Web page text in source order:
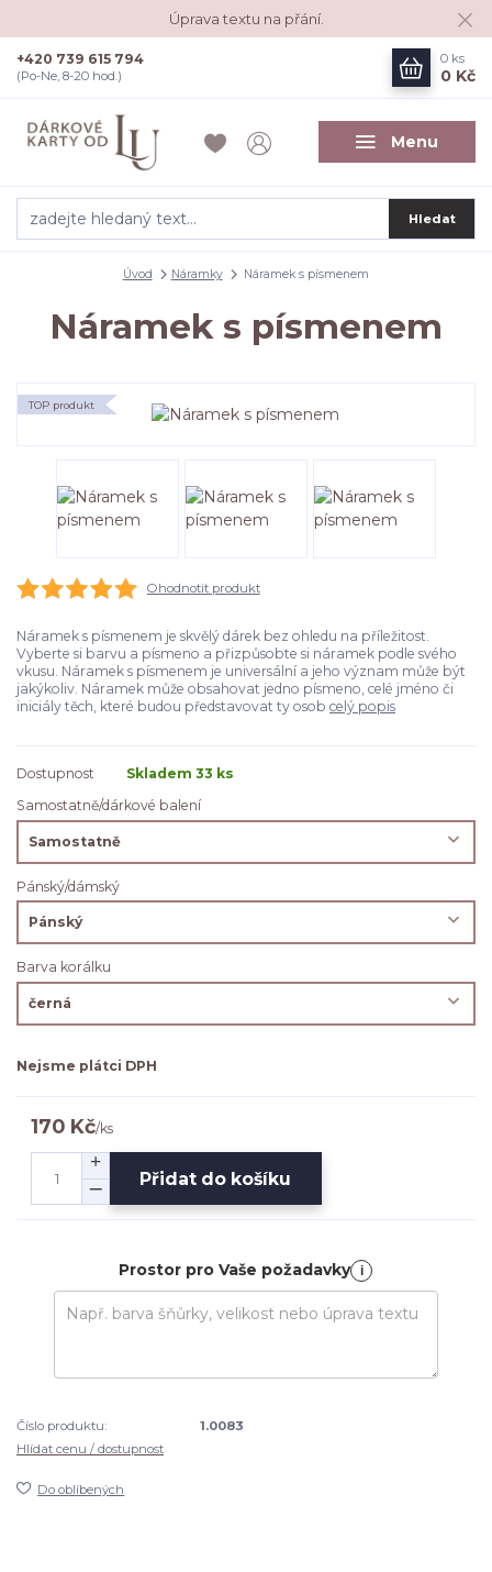
Úprava textu na přání.
Menu
Hledat
+420 739 615 794
(Po-Ne, 8-20 hod.)
0 ks
0 Kč
Úvod Náramky Náramek s písmenem
Náramek s písmenem
TOP produkt
Ohodnotit produkt
Náramek s písmenem je skvělý dárek bez ohledu na příležitost.
Vyberte si barvu a písmeno a přizpůsobte si náramek podle svého
vkusu. Náramek s písmenem je universální a jeho význam může být
jakýkoliv. Náramek může obsahovat jedno písmeno, celé jméno či
iniciály těch, které budou představovat ty osob celý popis
Dostupnost
Skladem 33 ks
Samostatně/dárkové balení
Pánský/dámský
Barva korálku
Nejsme plátci DPH
170 Kč/ks
Přidat do košíku
Prostor pro Vaše požadavky i
Číslo produktu:
1.0083
Hlídat cenu / dostupnost
Do oblíbených